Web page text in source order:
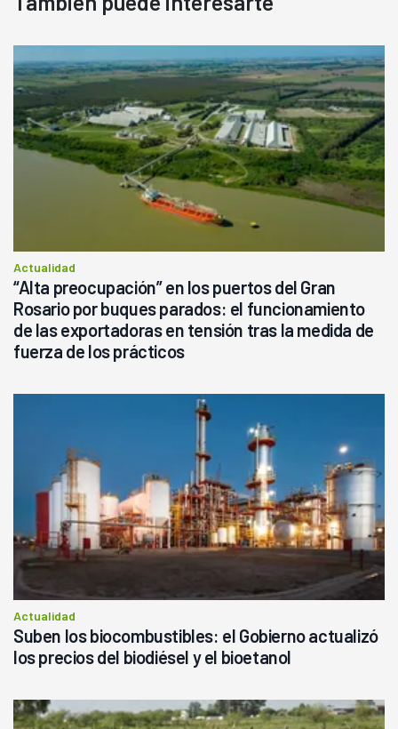
Actualidad
“Alta preocupación” en los puertos del Gran
Rosario por buques parados: el funcionamiento
de las exportadoras en tensión tras la medida de
fuerza de los prácticos
Actualidad
Suben los biocombustibles: el Gobierno actualizó
los precios del biodiésel y el bioetanol